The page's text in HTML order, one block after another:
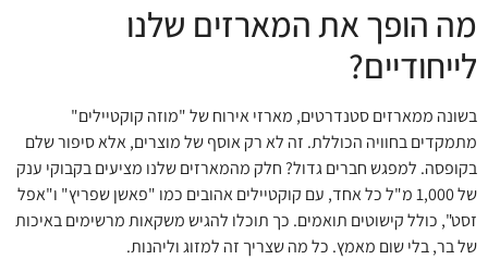
מה הופך את המארזים שלנו
לייחודיים?
בשונה ממארזים סטנדרטים, מארזי אירוח של "מוזה קוקטיילים"
מתמקדים בחוויה הכוללת. זה לא רק אוסף של מוצרים, אלא סיפור שלם
בקופסה. למפגש חברים גדול? חלק מהמארזים שלנו מציעים בקבוקי ענק
של 1,000 מ"ל כל אחד, עם קוקטיילים אהובים כמו "פאשן שפריץ" ו"אפל
זסט", כולל קישוטים תואמים. כך תוכלו להגיש משקאות מרשימים באיכות
של בר, בלי שום מאמץ. כל מה שצריך זה למזוג וליהנות.